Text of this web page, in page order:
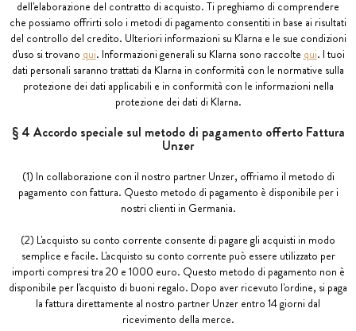
dell'elaborazione del contratto di acquisto. Ti preghiamo di comprendere
che possiamo offrirti solo i metodi di pagamento consentiti in base ai risultati
del controllo del credito. Ulteriori informazioni su Klarna e le sue condizioni
d'uso si trovano qui. Informazioni generali su Klarna sono raccolte qui. I tuoi
dati personali saranno trattati da Klarna in conformità con le normative sulla
protezione dei dati applicabili e in conformità con le informazioni nella
protezione dei dati di Klarna.
§ 4 Accordo speciale sul metodo di pagamento offerto Fattura
Unzer
(1) In collaborazione con il nostro partner Unzer, offriamo il metodo di
pagamento con fattura. Questo metodo di pagamento è disponibile per i
nostri clienti in Germania.
(2) L'acquisto su conto corrente consente di pagare gli acquisti in modo
semplice e facile. L'acquisto su conto corrente può essere utilizzato per
importi compresi tra 20 e 1000 euro. Questo metodo di pagamento non è
disponibile per l'acquisto di buoni regalo. Dopo aver ricevuto l'ordine, si paga
la fattura direttamente al nostro partner Unzer entro 14 giorni dal
ricevimento della merce.